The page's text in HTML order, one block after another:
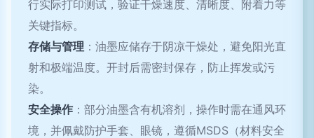
行实际打印测试，验证干燥速度、清晰度、附着力等
关键指标。
存储与管理 ：油墨应储存于阴凉干燥处，避免阳光直
射和极端温度。开封后需密封保存，防止挥发或污
染。
安全操作 ：部分油墨含有机溶剂，操作时需在通风环
境，并佩戴防护手套、眼镜，遵循MSDS（材料安全